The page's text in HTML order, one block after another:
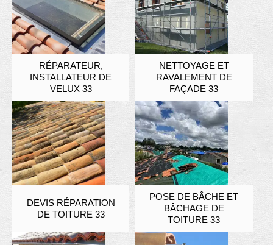
RÉPARATEUR,
INSTALLATEUR DE
VELUX 33
NETTOYAGE ET
RAVALEMENT DE
FAÇADE 33
DEVIS RÉPARATION
DE TOITURE 33
POSE DE BÂCHE ET
BÂCHAGE DE
TOITURE 33